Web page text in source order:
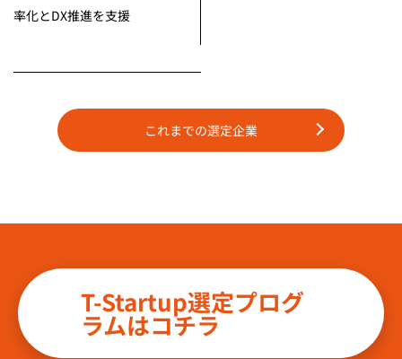
率化とDX推進を支援
これまでの選定企業